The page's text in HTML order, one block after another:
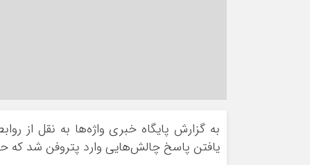
به گزارش پایگاه خبری واژه‌ها به نقل از
یافتن پاسخ چالش‌هایی وارد پتروفن شد که